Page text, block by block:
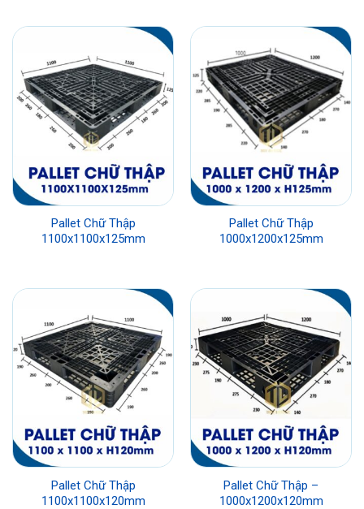
Pallet Chữ Thập
1100x1100x125mm
Pallet Chữ Thập
1000x1200x125mm
Pallet Chữ Thập
1100x1100x120mm
Pallet Chữ Thập –
1000x1200x120mm